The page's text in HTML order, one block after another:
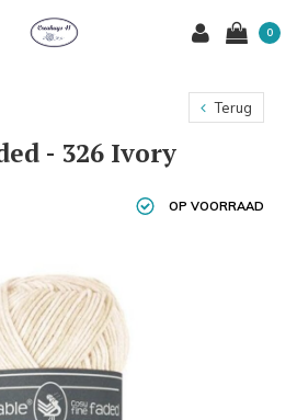
0
Terug
- 326 Ivory
OP VOORRAAD